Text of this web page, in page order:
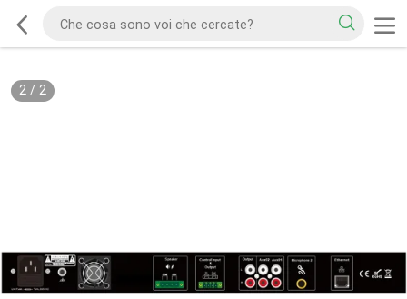
2/ 2